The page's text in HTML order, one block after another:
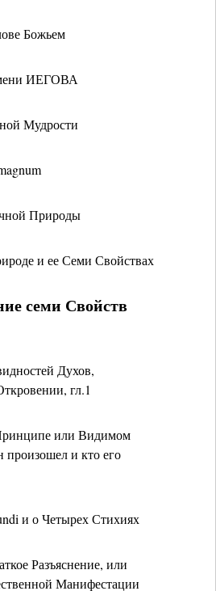
Божьем
ИЕГОВА
Мудрости
Природы
и ее Семи Свойствах
семи Свойств
Духов,
гл.1
или Видимом
произошел и кто его
и о Четырех Стихиях
Разъяснение, или
Манифестации